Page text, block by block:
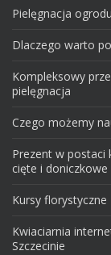
Pielęgnacja
Dlaczego warto
Kompleksowy
pielęgnacja
Czego możemy
Prezent w postaci
cięte i doniczkowe
Kursy florystyczne
Kwiaciarnia
Szczecinie